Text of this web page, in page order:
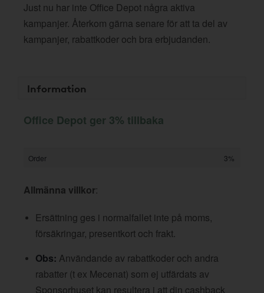
Just nu har inte Office Depot några aktiva
kampanjer. Återkom gärna senare för att ta del av
kampanjer, rabattkoder och bra erbjudanden.
Information
Office Depot ger 3% tillbaka
Order 3%
Allmänna villkor:
Ersättning ges i normalfallet inte på moms,
försäkringar, presentkort och frakt.
Obs: Användande av rabattkoder och andra
rabatter (t ex Mecenat) som ej utfärdats av
Sponsorhuset kan resultera i att din cashback